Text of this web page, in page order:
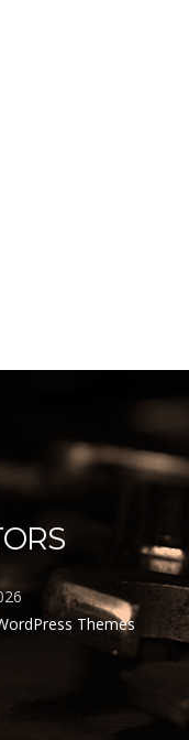
Themes